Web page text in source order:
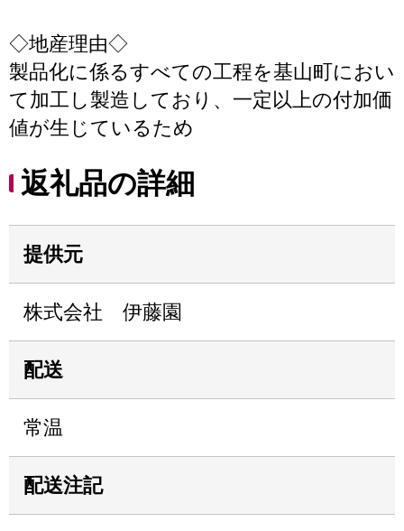
◇地産理由◇
製品化に係るすべての工程を基山町におい
て加工し製造しており、一定以上の付加価
値が生じているため
返礼品の詳細
提供元
株式会社 伊藤園
配送
常温
配送注記